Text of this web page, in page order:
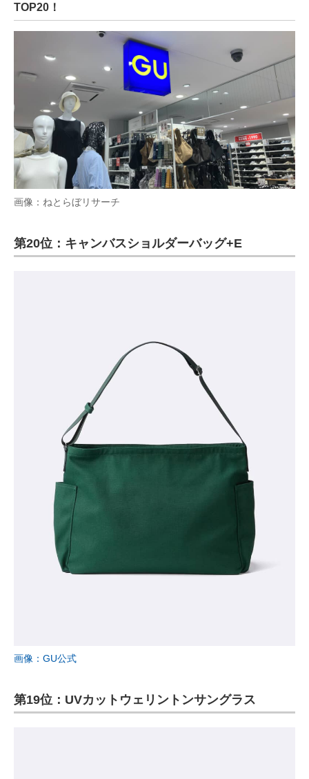
TOP20！
画像：ねとらぼリサーチ
第20位：キャンバスショルダーバッグ+E
画像：GU公式
第19位：UVカットウェリントンサングラス